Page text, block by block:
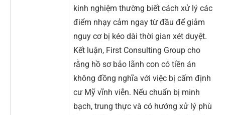
kinh nghiệm thường biết cách xử lý các
điểm nhạy cảm ngay từ đầu để giảm
nguy cơ bị kéo dài thời gian xét duyệt.
Kết luận, First Consulting Group cho
rằng hồ sơ bảo lãnh con có tiền án
không đồng nghĩa với việc bị cấm định
cư Mỹ vĩnh viễn. Nếu chuẩn bị minh
bạch, trung thực và có hướng xử lý phù